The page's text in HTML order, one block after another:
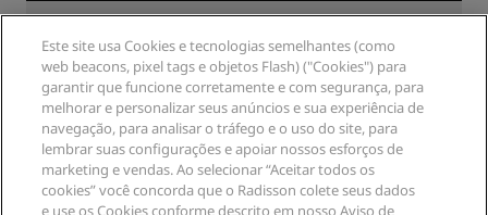
Novos e próximos hotéis
APP Radisson Hotels
Hotéis Sports Approved
Hotéis familiares
Saúde e segurança
Radisson Hotel Group
Mídia
Carreiras no RHG
Carreiras na PPHE
Carreiras EHL
The Club by RHG
Oportunidades de desenvolvimento
Empresa responsável
Centro de Privacidade
Aviso legal
Termos e condições do Radisson Rewards
Termos de utilização do site
Acessibilidade Digital
Declaração de escravidão moderna
Ajuda
Alertas ao consumidor
Contato
Perguntas frequentes (FAQ)
Mapa do site
Mídia social
Marcas do Radisson Hotels
Este site usa Cookies e tecnologias semelhantes (como
web beacons, pixel tags e objetos Flash) ("Cookies") para
garantir que funcione corretamente e com segurança, para
melhorar e personalizar seus anúncios e sua experiência de
navegação, para analisar o tráfego e o uso do site, para
lembrar suas configurações e apoiar nossos esforços de
marketing e vendas. Ao selecionar “Aceitar todos os
cookies” você concorda que o Radisson colete seus dados
e use os Cookies conforme descrito em nosso Aviso de